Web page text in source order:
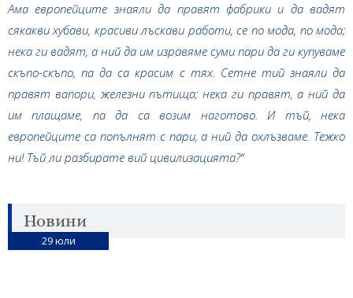
Ама европейците знаяли да правят фабрики и да вадят
сякакви хубави, красиви лъскави работи, се по мода, по мода;
нека ги вадят, а ний да им изравяме суми пари да ги купуваме
скъпо-скъпо, па да са красим с тях. Сетне тий знаяли да
правят вапори, железни пътища; нека ги правят, а ний да
им плащаме, па да са возим наготово. И тъй, нека
европейците са попълнят с пари, а ний да охлъзваме. Тежко
ни! Тъй ли разбирате вий цивилизацията?“
Новини
29юли